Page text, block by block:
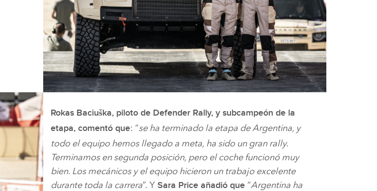
DESCARGAR
Rokas Baciuška, piloto de Defender Rally, y subcampeón de la
etapa, comentó que: “se ha terminado la etapa de Argentina, y
todo el equipo hemos llegado a meta, ha sido un gran rally.
Terminamos en segunda posición, pero el coche funcionó muy
bien. Los mecánicos y el equipo hicieron un trabajo excelente
durante toda la carrera”. Y Sara Price añadió que “Argentina ha